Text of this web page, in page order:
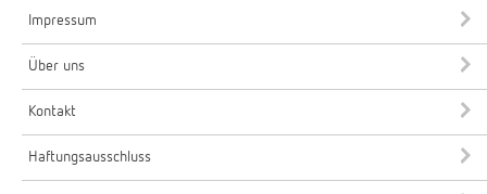
Impressum
Über uns
Kontakt
Haftungsausschluss